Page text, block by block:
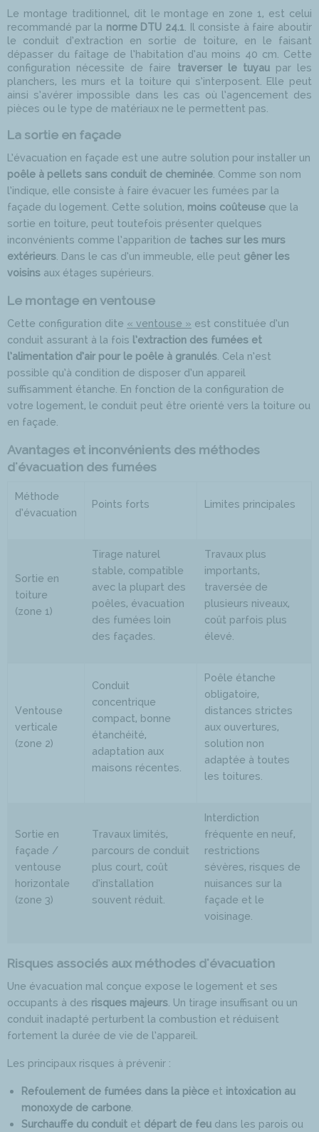
Le montage traditionnel, dit le montage en zone 1, est celui
recommandé par la norme DTU 24.1. Il consiste à faire aboutir
le conduit d’extraction en sortie de toiture, en le faisant
dépasser du faîtage de l’habitation d’au moins 40 cm. Cette
configuration nécessite de faire traverser le tuyaupar les
planchers, les murs et la toiture qui s’interposent. Elle peut
ainsi s’avérer impossible dans les cas où l’agencement des
pièces ou le type de matériaux ne le permettent pas.
La sortie en façade
L’évacuation en façade est une autre solution pour installer un
poêle à pellets sans conduit de cheminée. Comme son nom
l’indique, elle consiste à faire évacuer les fumées par la
façade du logement. Cette solution, moins coûteuse que la
sortie en toiture, peut toutefois présenter quelques
inconvénients comme l’apparition de taches sur les murs
extérieurs. Dans le cas d’un immeuble, elle peut gêner les
voisins aux étages supérieurs.
Le montage en ventouse
Cette configuration dite « ventouse » est constituée d’un
conduit assurant à la fois l’extraction des fumées et
l’alimentation d’air pour le poêle à granulés. Cela n’est
possible qu’à condition de disposer d’un appareil
suffisamment étanche. En fonction de la configuration de
votre logement, le conduit peut être orienté vers la toiture ou
en façade.
Avantages et inconvénients des méthodes
d'évacuation des fumées
Méthode
d’évacuation
Points forts Limites principales
Sortie en
toiture
(zone 1)
Tirage naturel
stable, compatible
avec la plupart des
poêles, évacuation
des fumées loin
des façades.
Travaux plus
importants,
traversée de
plusieurs niveaux,
coût parfois plus
élevé.
Ventouse
verticale
(zone 2)
Conduit
concentrique
compact, bonne
étanchéité,
adaptation aux
maisons récentes.
Poêle étanche
obligatoire,
distances strictes
aux ouvertures,
solution non
adaptée à toutes
les toitures.
Sortie en
façade /
ventouse
horizontale
(zone 3)
Travaux limités,
parcours de conduit
plus court, coût
d’installation
souvent réduit.
Interdiction
fréquente en neuf,
restrictions
sévères, risques de
nuisances sur la
façade et le
voisinage.
Risques associés aux méthodes d'évacuation
Une évacuation mal conçue expose le logement et ses
occupants à des risques majeurs. Un tirage insuffisant ou un
conduit inadapté perturbent la combustion et réduisent
fortement la durée de vie de l’appareil.
Les principaux risques à prévenir :
Refoulement de fumées dans la pièce et intoxication au
monoxyde de carbone.
Surchauffe du conduit et départ de feu dans les parois ou